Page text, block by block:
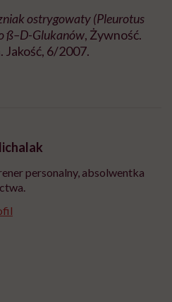
ostrygowaty (Pleurotus
ß–D-Glukanów, Żywność.
Jakość, 6/2007.
personalny, absolwentka